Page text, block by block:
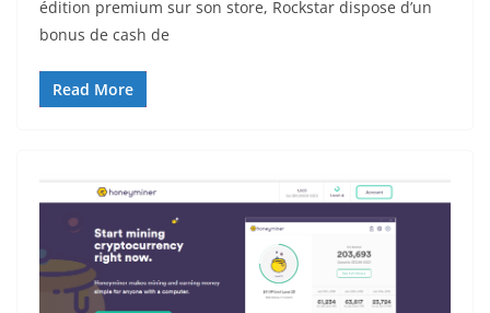
édition premium sur son store, Rockstar dispose d’un
bonus de cash de
Read More